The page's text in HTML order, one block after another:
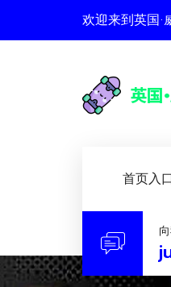
欢迎来到英国
首页入